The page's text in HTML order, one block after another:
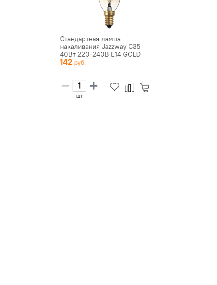
Стандартная лампа
накаливания Jazzway C35
40Вт 220-240В E14 GOLD
Ретр...
142
шт